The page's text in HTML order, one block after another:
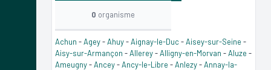
0 organisme
Achun -Agey-Ahuy-Aignay-le-Duc -Aisey-sur-Seine -
Aisy-sur-Armançon -Allerey-Alligny-en-Morvan -Aluze -
Ameugny-Ancey-Ancy-le-Libre -Anlezy-Annay-la-